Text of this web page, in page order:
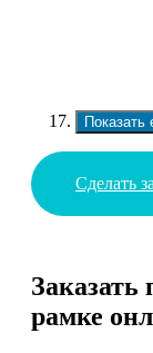
Показать
Сделать
Заказать
рамке